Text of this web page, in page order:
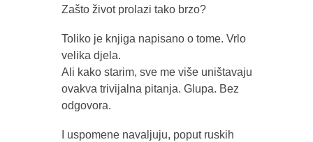
Zašto život prolazi tako brzo?
Toliko je knjiga napisano o tome. Vrlo
velika djela.
Ali kako starim, sve me više uništavaju
ovakva trivijalna pitanja. Glupa. Bez
odgovora.
I uspomene navaljuju, poput ruskih